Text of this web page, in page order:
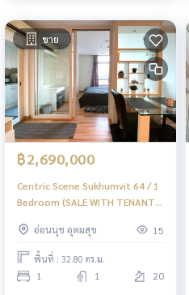
ขาย
฿2,690,000
Centric Scene Sukhumvit 64 / 1
Bedroom (SALE WITH TENANT),
นอน (ขายพร้อมผู้เช่า) PYN279
อ่อนนุช อุดมสุข 15
พื้นที่ : 32.80 ตร.ม.
1 1 20